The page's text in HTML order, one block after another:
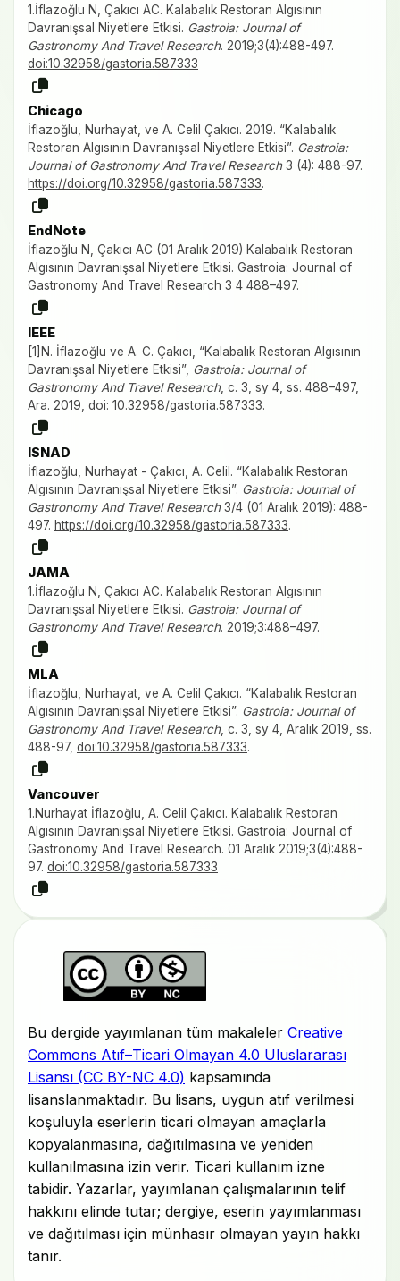
1.İflazoğlu N, Çakıcı AC. Kalabalık Restoran Algısının
Davranışsal Niyetlere Etkisi. Gastroia: Journal of
Gastronomy And Travel Research. 2019;3(4):488-497.
doi:10.32958/gastoria.587333
Chicago
İflazoğlu, Nurhayat, ve A. Celil Çakıcı. 2019. “Kalabalık
Restoran Algısının Davranışsal Niyetlere Etkisi”. Gastroia:
Journal of Gastronomy And Travel Research3 (4): 488-97.
https://doi.org/10.32958/gastoria.587333.
EndNote
İflazoğlu N, Çakıcı AC (01 Aralık 2019) Kalabalık Restoran
Algısının Davranışsal Niyetlere Etkisi. Gastroia: Journal of
Gastronomy And Travel Research 3 4 488–497.
IEEE
[1]N. İflazoğlu ve A. C. Çakıcı, “Kalabalık Restoran Algısının
Davranışsal Niyetlere Etkisi”, Gastroia: Journal of
Gastronomy And Travel Research, c. 3, sy 4, ss. 488–497,
Ara. 2019, doi: 10.32958/gastoria.587333.
ISNAD
İflazoğlu, Nurhayat - Çakıcı, A. Celil. “Kalabalık Restoran
Algısının Davranışsal Niyetlere Etkisi”. Gastroia: Journal of
Gastronomy And Travel Research3/4 (01 Aralık 2019): 488-
497. https://doi.org/10.32958/gastoria.587333.
JAMA
1.İflazoğlu N, Çakıcı AC. Kalabalık Restoran Algısının
Davranışsal Niyetlere Etkisi. Gastroia: Journal of
Gastronomy And Travel Research. 2019;3:488–497.
MLA
İflazoğlu, Nurhayat, ve A. Celil Çakıcı. “Kalabalık Restoran
Algısının Davranışsal Niyetlere Etkisi”. Gastroia: Journal of
Gastronomy And Travel Research, c. 3, sy 4, Aralık 2019, ss.
488-97, doi:10.32958/gastoria.587333.
Vancouver
1.Nurhayat İflazoğlu, A. Celil Çakıcı. Kalabalık Restoran
Algısının Davranışsal Niyetlere Etkisi. Gastroia: Journal of
Gastronomy And Travel Research. 01 Aralık 2019;3(4):488-
97. doi:10.32958/gastoria.587333
Bu dergide yayımlanan tüm makaleler Creative
Commons Atıf–Ticari Olmayan 4.0 Uluslararası
Lisansı (CC BY-NC 4.0) kapsamında
lisanslanmaktadır. Bu lisans, uygun atıf verilmesi
koşuluyla eserlerin ticari olmayan amaçlarla
kopyalanmasına, dağıtılmasına ve yeniden
kullanılmasına izin verir. Ticari kullanım izne
tabidir. Yazarlar, yayımlanan çalışmalarının telif
hakkını elinde tutar; dergiye, eserin yayımlanması
ve dağıtılması için münhasır olmayan yayın hakkı
tanır.